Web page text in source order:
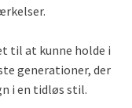
til at kunne holde i
generationer, der
i en tidløs stil.